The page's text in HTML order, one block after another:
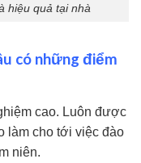
hiệu quả tại nhà
có những điểm
cao. Luôn được
làm cho tới việc đào
niên.